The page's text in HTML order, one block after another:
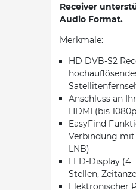
Receiver
Audio Format.
Merkmale:
HD DVB-S2
Anschluss an
HDMI (bis
EasyFind
Verbindung mit
LNB)
LED-Display (4
Stellen,
Elektronischer